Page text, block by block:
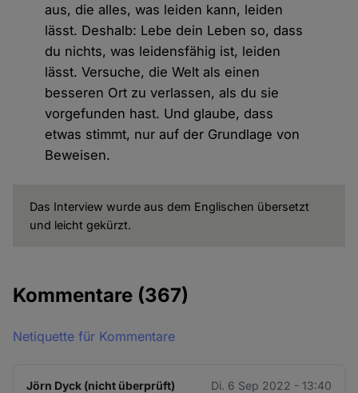
aus, die alles, was leiden kann, leiden
lässt. Deshalb: Lebe dein Leben so, dass
du nichts, was leidensfähig ist, leiden
lässt. Versuche, die Welt als einen
besseren Ort zu verlassen, als du sie
vorgefunden hast. Und glaube, dass
etwas stimmt, nur auf der Grundlage von
Beweisen.
Das Interview wurde aus dem Englischen übersetzt
und leicht gekürzt.
Kommentare (367)
Netiquette für Kommentare
Jörn Dyck (nicht überprüft) Di. 6 Sep 2022 - 13:40